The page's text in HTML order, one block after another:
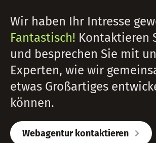
Wir haben Ihr Intresse
Fantastisch! Kontaktieren
und besprechen Sie mit
Experten, wie wir
etwas Großartiges
können.
Webagentur kontaktieren